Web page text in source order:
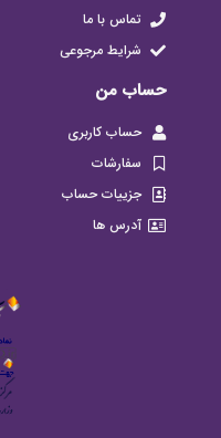
تماس با ما
شرایط مرجوعی
حساب من
حساب کاربری
سفارشات
جزییات حساب
آدرس ها